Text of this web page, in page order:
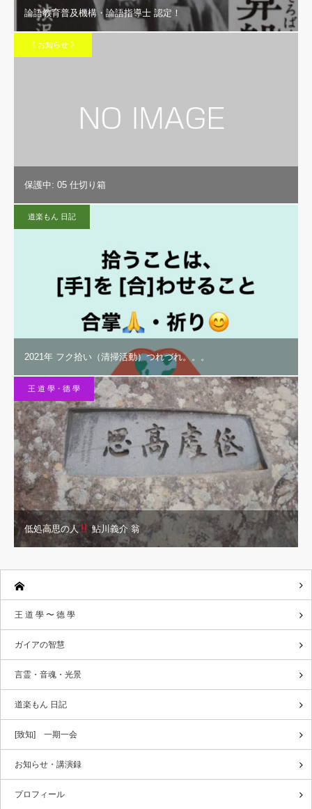
論語教育普及機構・論語指導士 認定！
《 お知らせ 》
保護中: 05 仕切り箱
道楽もん 日記
2021年 フク拾い（清掃活動）つれづれ。。。
王 道 學・德 學
低処高思の人 鮎川義介 翁
王 道 學 〜 德 學
ガイアの智慧
言霊・音魂・光景
道楽もん 日記
[致知] 一期一会
お知らせ・講演録
プロフィール